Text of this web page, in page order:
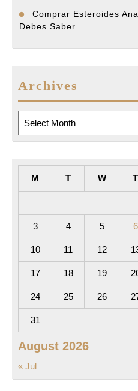
Comprar Esteroides
Debes Saber
Archives
August 2026
M T W T
3 4 5 6
10 11 12
17 18 19
24 25 26
31
« Jul